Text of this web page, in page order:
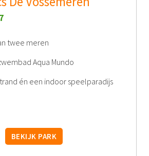
twee meren
Aqua Mundo
én een indoor speelparadijs
BEKIJK PARK